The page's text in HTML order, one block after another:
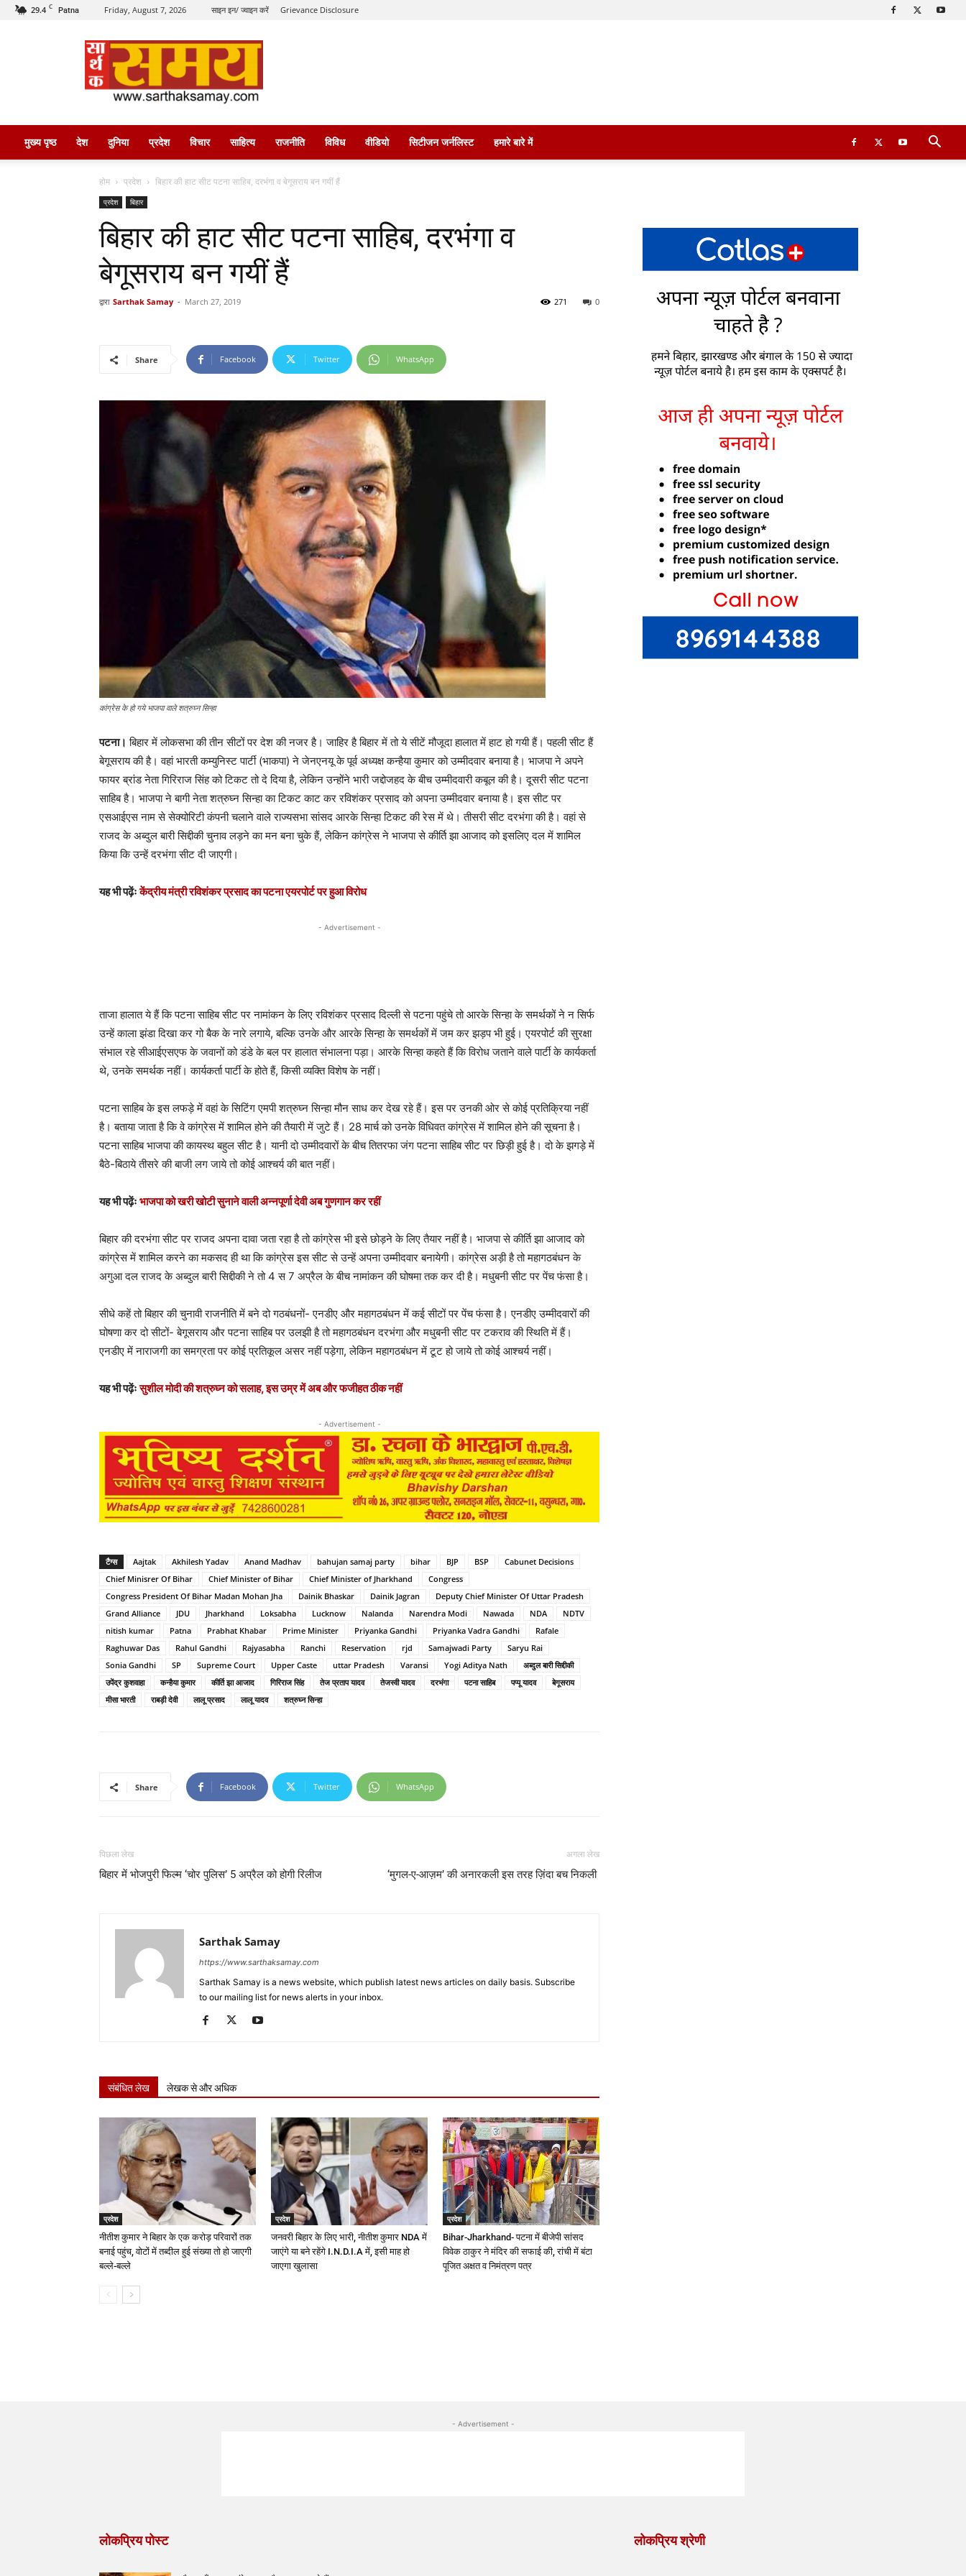
29.4 C Patna Friday, August 7, 2026 साइन इन/ ज्वाइन करें Grievance Disclosure
सार्थक
समय
मुख्य पृष्ठ देश दुनिया प्रदेश विचार साहित्य राजनीति विविध वीडियो सिटीजन जर्नलिस्ट हमारे बारे में
होम प्रदेश बिहार की हाट सीट पटना साहिब, दरभंगा व बेगूसराय बन गयीं हैं
प्रदेश बिहार
बिहार की हाट सीट पटना साहिब, दरभंगा व
बेगूसराय बन गयीं हैं
द्वारा Sarthak Samay - March 27, 2019 0
271
Share Facebook Twitter WhatsApp
कांग्रेस के हो गये भाजपा वाले शत्रुघ्न सिन्हा
पटना। बिहार में लोकसभा की तीन सीटों पर देश की नजर है। जाहिर है बिहार में तो ये सीटें मौजूदा हालात में हाट हो गयी हैं। पहली सीट हैं
बेगूसराय की है। वहां भारती कम्युनिस्ट पार्टी (भाकपा) ने जेनएनयू के पूर्व अध्यक्ष कन्हैया कुमार को उम्मीदवार बनाया है। भाजपा ने अपने
फायर ब्रांड नेता गिरिराज सिंह को टिकट तो दे दिया है, लेकिन उन्होंने भारी जद्दोजहद के बीच उम्मीदवारी कबूल की है। दूसरी सीट पटना
साहिब है। भाजपा ने बागी नेता शत्रुघ्न सिन्हा का टिकट काट कर रविशंकर प्रसाद को अपना उम्मीदवार बनाया है। इस सीट पर
एसआईएस नाम से सेक्योरिटी कंपनी चलाने वाले राज्यसभा सांसद आरके सिन्हा टिकट की रेस में थे। तीसरी सीट दरभंगा की है। वहां से
राजद के अब्दुल बारी सिद्दीकी चुनाव लड़ने का मन बना चुके हैं, लेकिन कांग्रेस ने भाजपा से कीर्ति झा आजाद को इसलिए दल में शामिल
किया कि उन्हें दरभंगा सीट दी जाएगी।
यह भी पढ़ेंःकेंद्रीय मंत्री रविशंकर प्रसाद का पटना एयरपोर्ट पर हुआ विरोध
- Advertisement -
ताजा हालात ये हैं कि पटना साहिब सीट पर नामांकन के लिए रविशंकर प्रसाद दिल्ली से पटना पहुंचे तो आरके सिन्हा के समर्थकों ने न सिर्फ
उन्हें काला झंडा दिखा कर गो बैक के नारे लगाये, बल्कि उनके और आरके सिन्हा के समर्थकों में जम कर झड़प भी हुई। एयरपोर्ट की सुरक्षा
संभाल रहे सीआईएसएफ के जवानों को डंडे के बल पर हालात संभालना पड़ा। आरके सिन्हा कहते हैं कि विरोध जताने वाले पार्टी के कार्यकर्ता
थे, उनके समर्थक नहीं। कार्यकर्ता पार्टी के होते हैं, किसी व्यक्ति विशेष के नहीं।
पटना साहिब के इस लफड़े में वहां के सिटिंग एमपी शत्रुघ्न सिन्हा मौन साध कर देख रहे हैं। इस पर उनकी ओर से कोई प्रतिक्रिया नहीं
है। बताया जाता है कि वे कांग्रेस में शामिल होने की तैयारी में जुटे हैं। 28 मार्च को उनके विधिवत कांग्रेस में शामिल होने की सूचना है।
पटना साहिब भाजपा की कायस्थ बहुल सीट है। यानी दो उम्मीदवारों के बीच तितरफा जंग पटना साहिब सीट पर छिड़ी हुई है। दो के झगड़े में
बैठे-बिठाये तीसरे की बाजी लग जाये तो कोई आश्चर्य की बात नहीं।
यह भी पढ़ेंः भाजपा को खरी खोटी सुनाने वाली अन्नपूर्णा देवी अब गुणगान कर रहीं
बिहार की दरभंगा सीट पर राजद अपना दावा जता रहा है तो कांग्रेस भी इसे छोड़ने के लिए तैयार नहीं है। भाजपा से कीर्ति झा आजाद को
कांग्रेस में शामिल करने का मकसद ही था कि कांग्रेस इस सीट से उन्हें अपना उम्मीदवार बनायेगी। कांग्रेस अड़ी है तो महागठबंधन के
अगुआ दल राजद के अब्दुल बारी सिद्दीकी ने तो 4 स 7 अप्रैल के बीच नामांकन की घोषमा तक कर दी है। मधुबनी सीट पर पेंच फंसा है।
सीधे कहें तो बिहार की चुनावी राजनीति में बने दो गठबंधनों- एनडीए और महागठबंधन में कई सीटों पर पेंच फंसा है। एनडीए उम्मीदवारों की
घोषणा कर दो सीटों- बेगूसराय और पटना साहिब पर उलझी है तो महागठबंधन दरभंगा और मधुबनी सीट पर टकराव की स्थिति में हैं।
एनडीए में नाराजगी का समग्रता पर कोई प्रतिकूल असर नहीं पड़ेगा, लेकिन महागठबंधन में टूट हो जाये तो कोई आश्चर्य नहीं।
यह भी पढ़ेंःसुशील मोदी की शत्रुघ्न को सलाह, इस उम्र में अब और फजीहत ठीक नहीं
- Advertisement -
टैग्स Aajtak Akhilesh Yadav Anand Madhav bahujan samaj party bihar BJP BSP
Cabunet Decisions
Chief Minisrer Of Bihar
Chief Minister of Bihar Chief Minister of Jharkhand
Congress
Congress President Of Bihar Madan Mohan Jha
Dainik Bhaskar Dainik Jagran
Deputy Chief Minister Of Uttar Pradesh
Grand Alliance
JDU Jharkhand Loksabha Lucknow Nalanda Narendra Modi Nawada NDA
NDTV
nitish kumar
Patna Prabhat Khabar Prime Minister Priyanka Gandhi Priyanka Vadra Gandhi
Rafale
Raghuwar Das
Rahul Gandhi Rajyasabha Ranchi Reservation rjd Samajwadi Party
Saryu Rai
Sonia Gandhi
SP Supreme Court Upper Caste uttar Pradesh Varansi Yogi Aditya Nath
अब्दुल बारी सिद्दीकी
उपेंद्र कुशवाहा
कन्हैया कुमार कीर्ति झा आजाद गिरिराज सिंह तेज प्रताप यादव तेजस्वी यादव दरभंगा पटना साहिब पप्पू यादव
बेगूसराय
मीसा भारती
राबड़ी देवी लालू प्रसाद लालू यादव शत्रुघ्न सिन्हा
Share Facebook Twitter WhatsApp
पिछला लेख
बिहार में भोजपुरी फिल्‍म ‘चोर पुलिस’ 5 अप्रैल को होगी रिलीज
अगला लेख
‘मुगल-ए-आज़म’ की अनारकली इस तरह ज़िंदा बच निकली
Sarthak Samay
https://www.sarthaksamay.com
Sarthak Samay is a news website, which publish latest news articles on daily basis. Subscribe
to our mailing list for news alerts in your inbox.
संबंधित लेख लेखक से और अधिक
प्रदेश
नीतीश कुमार ने बिहार के एक करोड़ परिवारों तक
बनाई पहुंच, वोटों में तब्दील हुई संख्या तो हो जाएगी
बल्ले-बल्ले
प्रदेश
जनवरी बिहार के लिए भारी, नीतीश कुमार NDA में
जाएंगे या बने रहेंगे I.N.D.I.A में, इसी माह हो
जाएगा खुलासा
प्रदेश
Bihar-Jharkhand- पटना में बीजेपी सांसद
विवेक ठाकुर ने मंदिर की सफाई की, रांची में बंटा
पूजित अक्षत व निमंत्रण पत्र
- Advertisement -
लोकप्रिय पोस्ट लोकप्रिय श्रेणी